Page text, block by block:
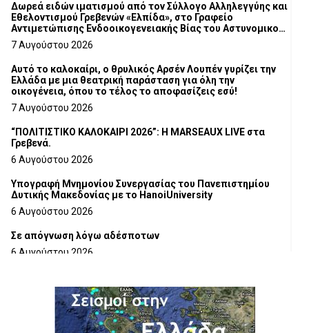
Δωρεά ειδών ιματισμού από τον Σύλλογο Αλληλεγγύης και
Εθελοντισμού Γρεβενών «Ελπίδα», στο Γραφείο
Αντιμετώπισης Ενδοοικογενειακής Βίας του Αστυνομικού
Τμήματος Γρεβενών
7 Αυγούστου 2026
Αυτό το καλοκαίρι, ο θρυλικός Αρσέν Λουπέν γυρίζει την
Ελλάδα με μια θεατρική παράσταση για όλη την
οικογένεια, όπου το τέλος το αποφασίζεις εσύ!
7 Αυγούστου 2026
“ΠΟΛΙΤΙΣΤΙΚΟ ΚΑΛΟΚΑΙΡΙ 2026”: Η MARSEAUX LIVE στα
Γρεβενά.
6 Αυγούστου 2026
Υπογραφή Μνημονίου Συνεργασίας του Πανεπιστημίου
Δυτικής Μακεδονίας με το HanoiUniversity
6 Αυγούστου 2026
Σε απόγνωση λόγω αδέσποτων
6 Αυγούστου 2026
6 Αυγούστου 2026
Ολοκληρώνεται η ασφαλτόστρωση της οδού Περιβόλι –